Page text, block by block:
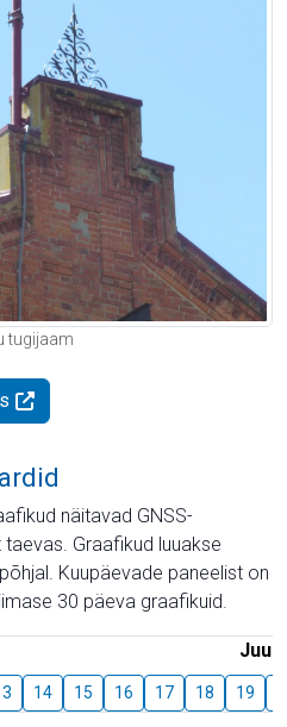
tugijaam
näitavad GNSS-
Graafikud luuakse
Kuupäevade paneelist on
30 päeva graafikuid.
Juuli
14 15 16 17 18 19